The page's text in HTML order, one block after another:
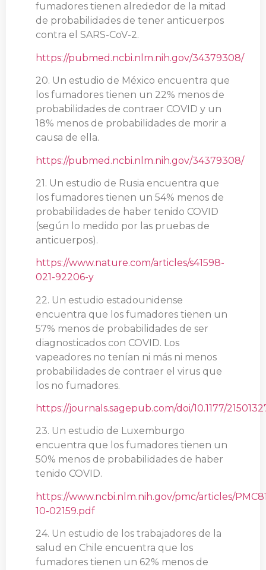
fumadores tienen alrededor de la mitad
de probabilidades de tener anticuerpos
contra el SARS-CoV-2.
https://pubmed.ncbi.nlm.nih.gov/34379308/
20. Un estudio de México encuentra que
los fumadores tienen un 22% menos de
probabilidades de contraer COVID y un
18% menos de probabilidades de morir a
causa de ella.
https://pubmed.ncbi.nlm.nih.gov/34379308/
21. Un estudio de Rusia encuentra que
los fumadores tienen un 54% menos de
probabilidades de haber tenido COVID
(según lo medido por las pruebas de
anticuerpos).
https://www.nature.com/articles/s41598-
021-92206-y
22. Un estudio estadounidense
encuentra que los fumadores tienen un
57% menos de probabilidades de ser
diagnosticados con COVID. Los
vapeadores no tenían ni más ni menos
probabilidades de contraer el virus que
los no fumadores.
https://journals.sagepub.com/doi/10.1177/
23. Un estudio de Luxemburgo
encuentra que los fumadores tienen un
50% menos de probabilidades de haber
tenido COVID.
https://www.ncbi.nlm.nih.gov/pmc/articles/
10-02159.pdf
24. Un estudio de los trabajadores de la
salud en Chile encuentra que los
fumadores tienen un 62% menos de